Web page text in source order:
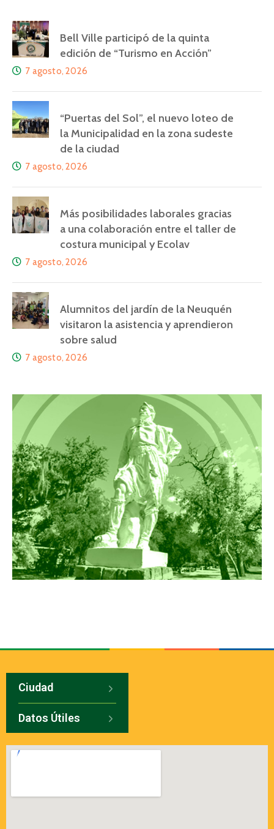
Bell Ville participó de la quinta
edición de “Turismo en Acción”
7 agosto, 2026
“Puertas del Sol”, el nuevo loteo de
la Municipalidad en la zona sudeste
de la ciudad
7 agosto, 2026
Más posibilidades laborales gracias
a una colaboración entre el taller de
costura municipal y Ecolav
7 agosto, 2026
Alumnitos del jardín de la Neuquén
visitaron la asistencia y aprendieron
sobre salud
7 agosto, 2026
Ciudad
Datos Útiles